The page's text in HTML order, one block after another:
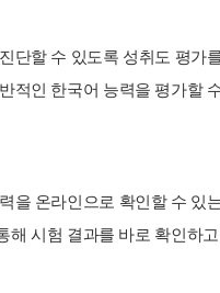
단할 수 있도록 성취도 평가
인 한국어 능력을 평가할
을 온라인으로 확인할 수 있
시험 결과를 바로 확인하